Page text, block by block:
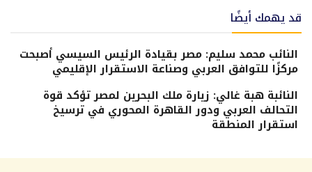
قد يهمك أيضًا
النائب محمد سليم: مصر بقيادة الرئيس السيسي أصبحت
مركزًا للتوافق العربي وصناعة الاستقرار الإقليمي
النائبة هبة غالي: زيارة ملك البحرين لمصر تؤكد قوة
التحالف العربي ودور القاهرة المحوري في ترسيخ
استقرار المنطقة